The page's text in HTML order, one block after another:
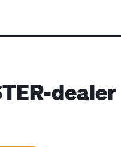
dealer